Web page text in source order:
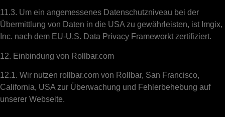
11.3. Um ein angemessenes Datenschutzniveau bei der
Übermittlung von Daten in die USA zu gewährleisten, ist Imgix,
Inc. nach dem EU-U.S. Data Privacy Frameworkt zertifiziert.
12. Einbindung von Rollbar.com
12.1. Wir nutzen rollbar.com von Rollbar, San Francisco,
California, USA zur Überwachung und Fehlerbehebung auf
unserer Webseite.